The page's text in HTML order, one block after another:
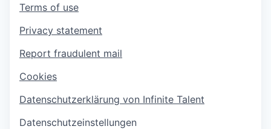
Terms of use
Privacy statement
Report fraudulent mail
Cookies
Datenschutzerklärung von Infinite Talent
Datenschutzeinstellungen